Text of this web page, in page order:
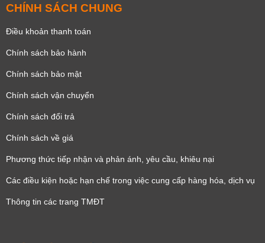
CHÍNH SÁCH CHUNG
Điều khoản thanh toán
Chính sách bảo hành
Chính sách bảo mật
Chính sách vận chuyển
Chính sách đổi trả
Chính sách về giá
Phương thức tiếp nhận và phản ánh, yêu cầu, khiêu nại
Các điều kiện hoặc hạn chế trong việc cung cấp hàng hóa, dịch vụ
Thông tin các trang TMĐT